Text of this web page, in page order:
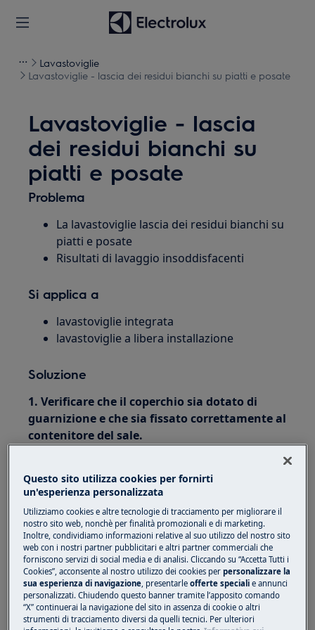
Lavastoviglie
Lavastoviglie - lascia dei residui bianchi su piatti e posate
Lavastoviglie - lascia
dei residui bianchi su
piatti e posate
Problema
La lavastoviglie lascia dei residui bianchi su
piatti e posate
Risultati di lavaggio insoddisfacenti
Si applica a
lavastoviglie integrata
lavastoviglie a libera installazione
Soluzione
1. Verificare che il coperchio sia dotato di
guarnizione e che sia fissato correttamente al
contenitore del sale.
pieno di sale.
3. Controllare che l'addolcitore sia impostato
sul livello corretto di durezza dell’acqua.
Consultare il manuale dell'utente per maggiori
informazioni su come impostare correttamente
la durezza dell'acqua. Lo puoi scaricare andando
nella sezione in alto a destra di questo articolo.
Questo sito utilizza cookies per fornirti
un'esperienza personalizzata
Utilizziamo cookies e altre tecnologie di tracciamento per migliorare il
nostro sito web, nonchè per finalità promozionali e di marketing.
Inoltre, condividiamo informazioni relative al suo utilizzo del nostro sito
web con i nostri partner pubblicitari e altri partner commerciali che
forniscono servizi di social media e di analisi. Cliccando su “Accetta Tutti i
Cookies”, acconsente al nostro utilizzo dei cookies perpersonalizzare la
sua esperienza di navigazione, presentarleofferte speciali e annunci
personalizzati. Chiudendo questo banner tramite l’apposito comando
“X” continuerai la navigazione del sito in assenza di cookie o altri
strumenti di tracciamento diversi da quelli tecnici. Per ulteriori